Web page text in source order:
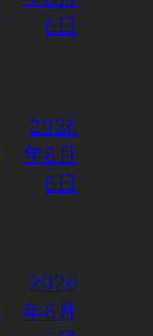
6日
2026
年8月
6日
2026
年8月